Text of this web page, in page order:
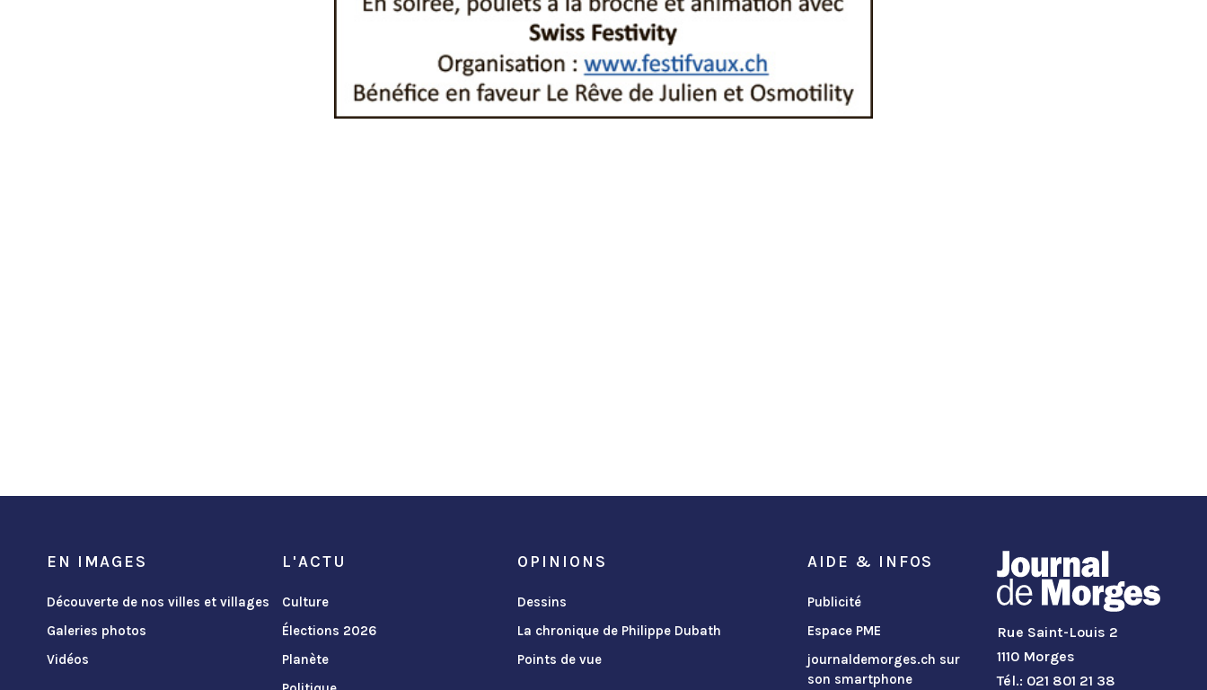
EN IMAGES
Découverte de nos villes et villages
Galeries photos
Vidéos
L'ACTU
Culture
Élections 2026
Planète
OPINIONS
Dessins
La chronique de Philippe Dubath
Points de vue
AIDE & INFOS
Publicité
Espace PME
journaldemorges.ch sur
son smartphone
Rue Saint-Louis 2
1110 Morges
Tél.: 021 801 21 38